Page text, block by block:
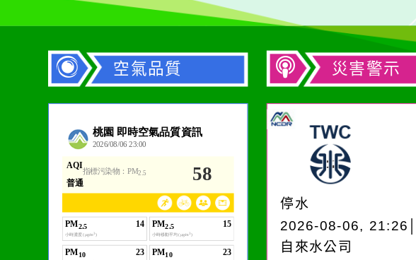
空氣品質 災害警示
停水
2026-08-06,
自來水公司
生活是一面鏡子。你對
它笑，它就對你笑；你
對它哭，它也對你哭。
作者：網
一杯清水因
在而變清澈